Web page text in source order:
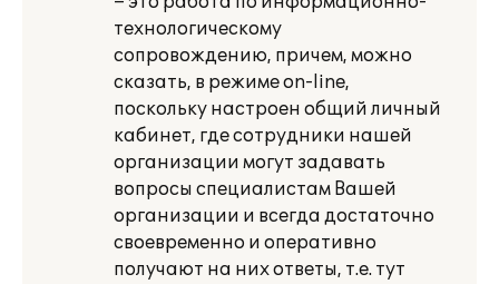
технологическому
сопровождению, причем, можно
сказать, в режиме on-line,
поскольку настроен общий личный
кабинет, где сотрудники нашей
организации могут задавать
вопросы специалистам Вашей
организации и всегда достаточно
своевременно и оперативно
получают на них ответы, т.е. тут